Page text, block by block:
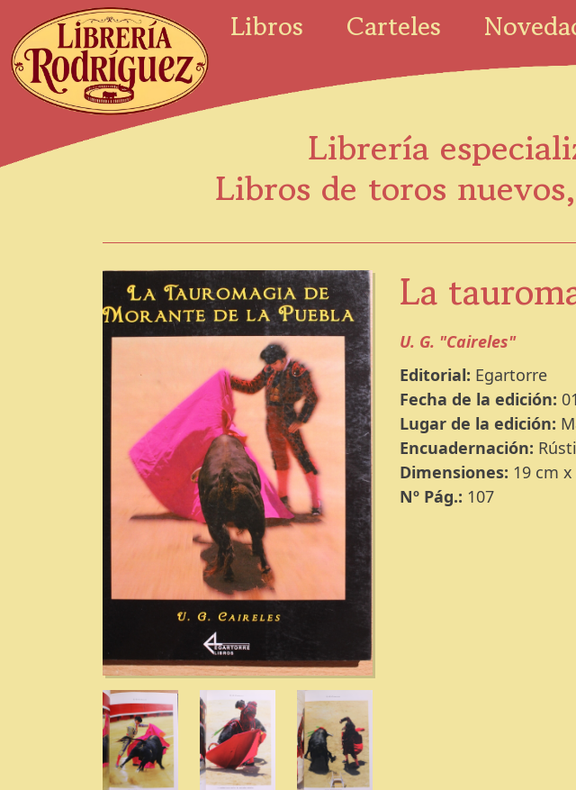
Libros Carteles
Librería
Libros de toros
La
U. G. "Caireles"
Editorial: Egartorre
Fecha de la edición:
Lugar de la edición:
Encuadernación:
Dimensiones: 19 cm
Nº Pág.: 107